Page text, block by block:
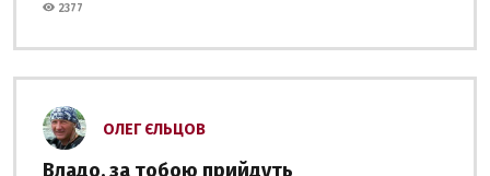
2377
ОЛЕГ ЄЛЬЦОВ
Владо, за тобою прийдуть